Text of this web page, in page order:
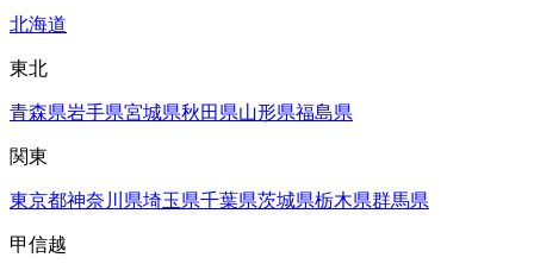
北海道
東北
青森県岩手県宮城県秋田県山形県福島県
関東
東京都神奈川県埼玉県千葉県茨城県栃木県群馬県
甲信越